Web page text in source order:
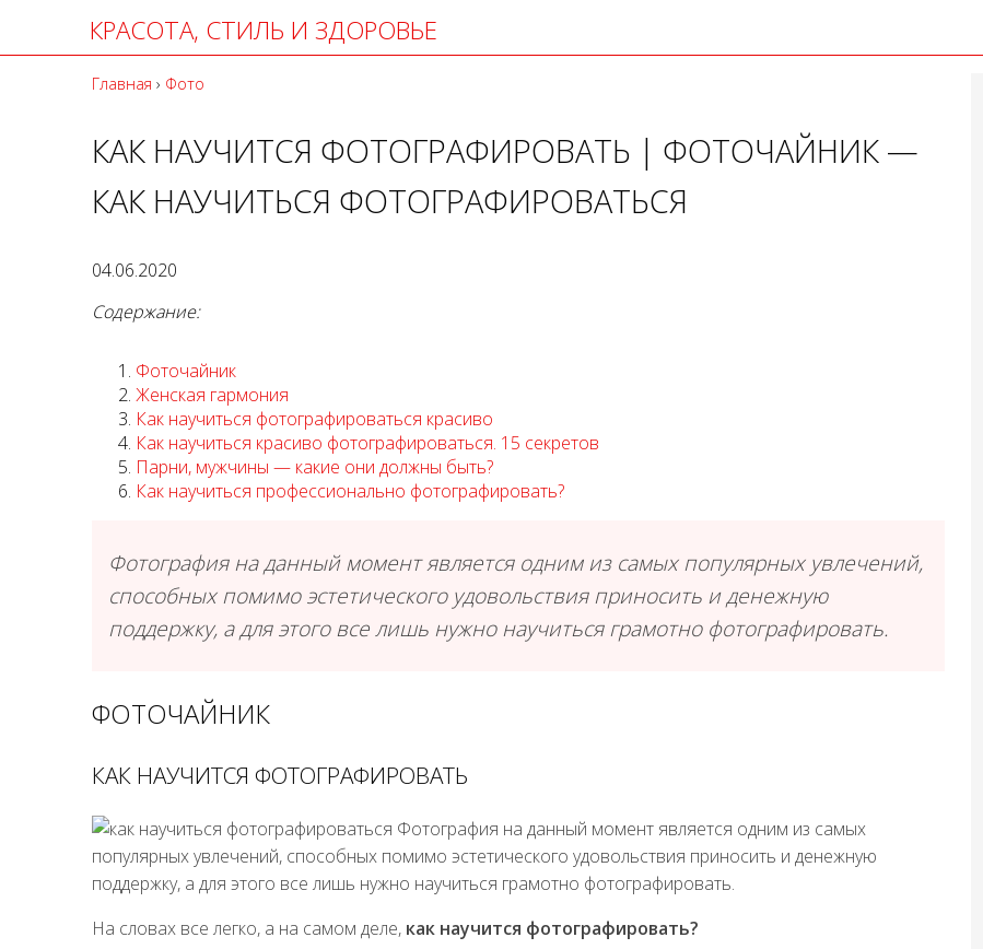
КРАСОТА, СТИЛЬ И ЗДОРОВЬЕ
Главная › Фото
КАК НАУЧИТСЯ ФОТОГРАФИРОВАТЬ | ФОТОЧАЙНИК —
КАК НАУЧИТЬСЯ ФОТОГРАФИРОВАТЬСЯ
04.06.2020
Содержание:
Фоточайник
Женская гармония
Как научиться фотографироваться красиво
Как научиться красиво фотографироваться. 15 секретов
Парни, мужчины — какие они должны быть?
Как научиться профессионально фотографировать?
Фотография на данный момент является одним из самых популярных увлечений,
способных помимо эстетического удовольствия приносить и денежную
поддержку, а для этого все лишь нужно научиться грамотно фотографировать.
ФОТОЧАЙНИК
КАК НАУЧИТСЯ ФОТОГРАФИРОВАТЬ
Фотография на данный момент является одним из самых
популярных увлечений, способных помимо эстетического удовольствия приносить и денежную
поддержку, а для этого все лишь нужно научиться грамотно фотографировать.
На словах все легко, а на самом деле, как научится фотографировать?